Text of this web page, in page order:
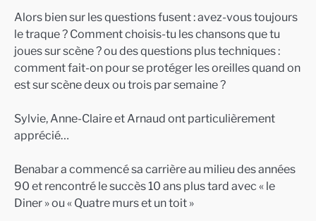
Alors bien sur les questions fusent : avez-vous toujours
le traque ? Comment choisis-tu les chansons que tu
joues sur scène ? ou des questions plus techniques :
comment fait-on pour se protéger les oreilles quand on
est sur scène deux ou trois par semaine ?
Sylvie, Anne-Claire et Arnaud ont particulièrement
apprécié…
Benabar a commencé sa carrière au milieu des années
90 et rencontré le succès 10 ans plus tard avec « le
Diner » ou « Quatre murs et un toit »